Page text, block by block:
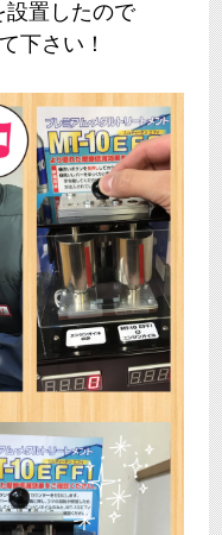
設置したので
下さい！